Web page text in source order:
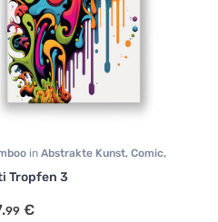
in Abstrakte Kunst, Comic,
Tropfen 3
99 €